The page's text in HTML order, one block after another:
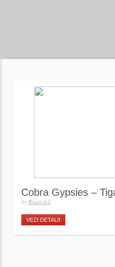
Cobra Gypsies –
by Bindiribli
VEZI DETALII